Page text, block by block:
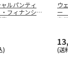
ルパンティ
フィナンシェ
慶
)
ウ
ー
事用
(送